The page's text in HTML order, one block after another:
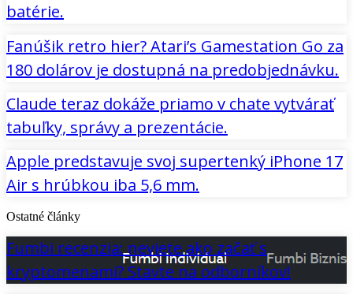
batérie.
Fanúšik retro hier? Atari’s Gamestation Go za
180 dolárov je dostupná na predobjednávku.
Claude teraz dokáže priamo v chate vytvárať
tabuľky, správy a prezentácie.
Apple predstavuje svoj supertenký iPhone 17
Air s hrúbkou iba 5,6 mm.
Ostatné články
Fumbi recenzia: neviete ako začať s
kryptomenami? Stavte na odborníkov!